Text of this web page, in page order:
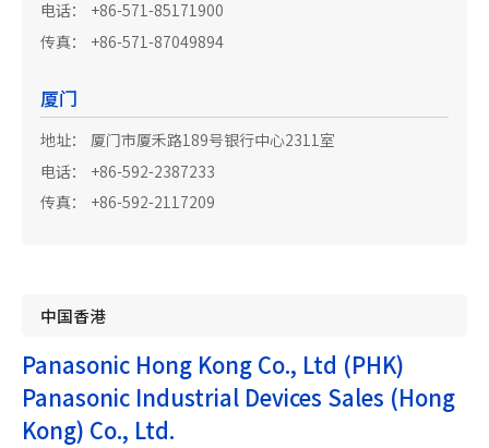
电话：
+86-571-85171900
传真：
+86-571-87049894
厦门
地址：
厦门市厦禾路189号银行中心2311室
电话：
+86-592-2387233
传真：
+86-592-2117209
中国香港
Panasonic Hong Kong Co., Ltd (PHK)
Panasonic Industrial Devices Sales (Hong
Kong) Co., Ltd.